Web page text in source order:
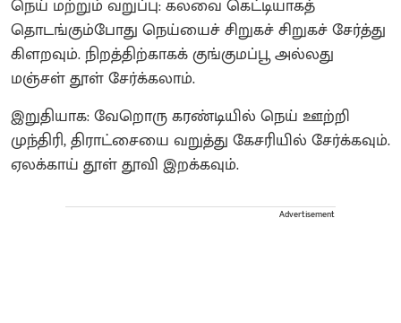
நெய் மற்றும் வறுப்பு: கலவை கெட்டியாகத்
தொடங்கும்போது நெய்யைச் சிறுகச் சிறுகச் சேர்த்து
கிளறவும். நிறத்திற்காகக் குங்குமப்பூ அல்லது
மஞ்சள் தூள் சேர்க்கலாம்.
இறுதியாக: வேறொரு கரண்டியில் நெய் ஊற்றி
முந்திரி, திராட்சையை வறுத்து கேசரியில் சேர்க்கவும்.
ஏலக்காய் தூள் தூவி இறக்கவும்.
Advertisement